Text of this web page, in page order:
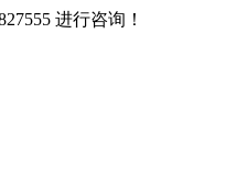
进行咨询！